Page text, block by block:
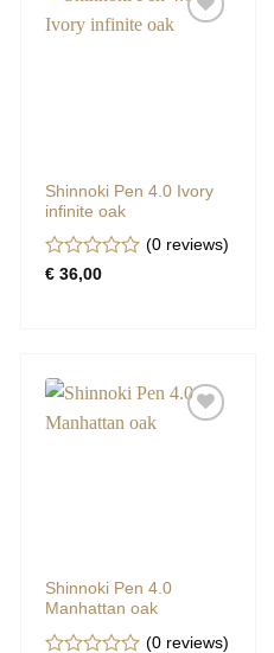
Shinnoki Pen 4.0 Ivory
infinite oak
Gewaardeerd
(0reviews)
€36,00
Shinnoki Pen 4.0
Manhattan oak
(0reviews)